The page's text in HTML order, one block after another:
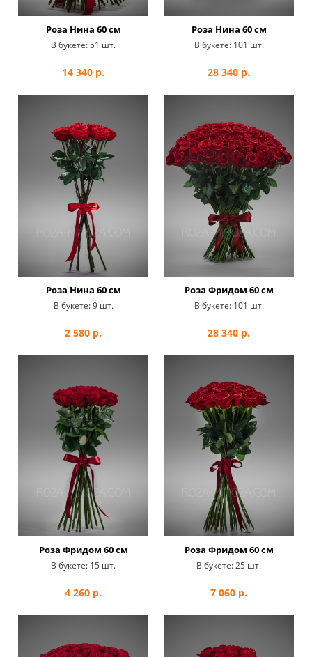
Роза Нина 60 см
В букете:51 шт.
14 340 р.
Роза Нина 60 см
В букете: 101 шт.
28 340 р.
Роза Нина 60 см
В букете: 9 шт.
2 580 р.
Роза Фридом 60 см
В букете: 101 шт.
28 340 р.
Роза Фридом 60 см
В букете: 15 шт.
4 260 р.
Роза Фридом 60 см
В букете:25 шт.
7 060 р.